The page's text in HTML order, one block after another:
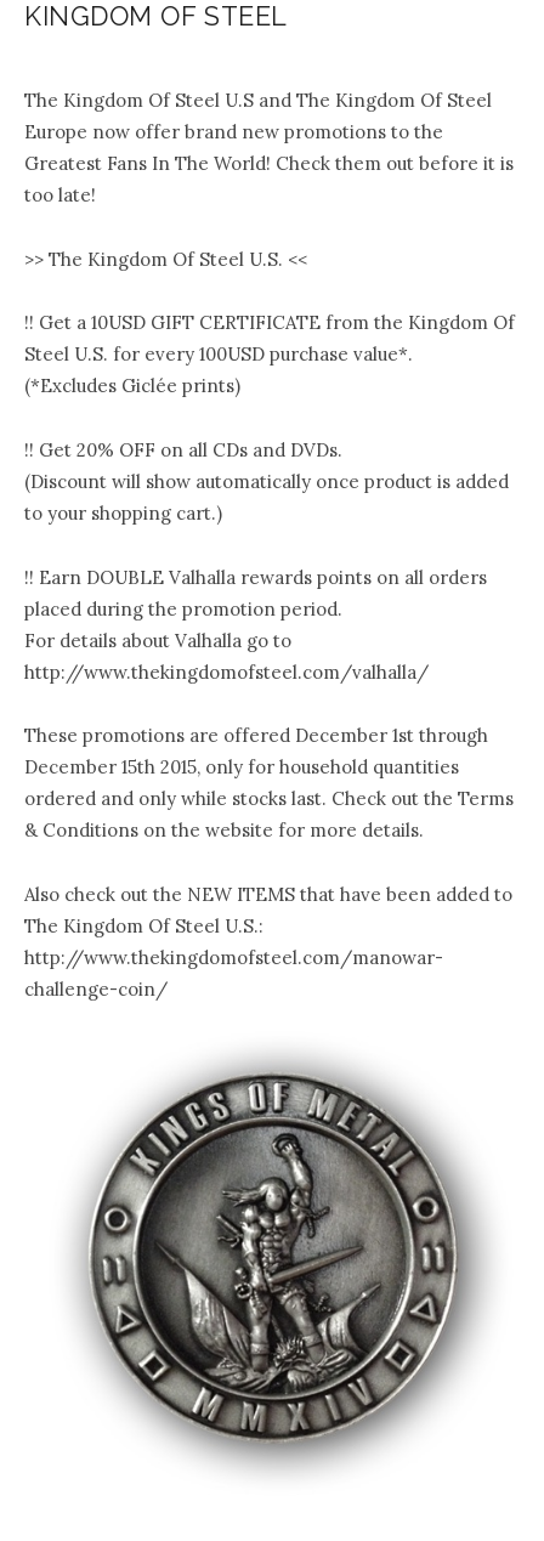
KINGDOM OF STEEL
The Kingdom Of Steel U.S and The Kingdom Of Steel
Europe now offer brand new promotions to the
Greatest Fans In The World! Check them out before it is
too late!
>> The Kingdom Of Steel U.S. <<
!! Get a 10USD GIFT CERTIFICATE from the Kingdom Of
Steel U.S. for every 100USD purchase value*.
(*Excludes Giclée prints)
!! Get 20% OFF on all CDs and DVDs.
(Discount will show automatically once product is added
to your shopping cart.)
!! Earn DOUBLE Valhalla rewards points on all orders
placed during the promotion period.
For details about Valhalla go to
http://www.thekingdomofsteel.com/valhalla/
These promotions are offered December 1st through
December 15th 2015, only for household quantities
ordered and only while stocks last. Check out the Terms
& Conditions on the website for more details.
Also check out the NEW ITEMS that have been added to
The Kingdom Of Steel U.S.:
http://www.thekingdomofsteel.com/manowar-
challenge-coin/